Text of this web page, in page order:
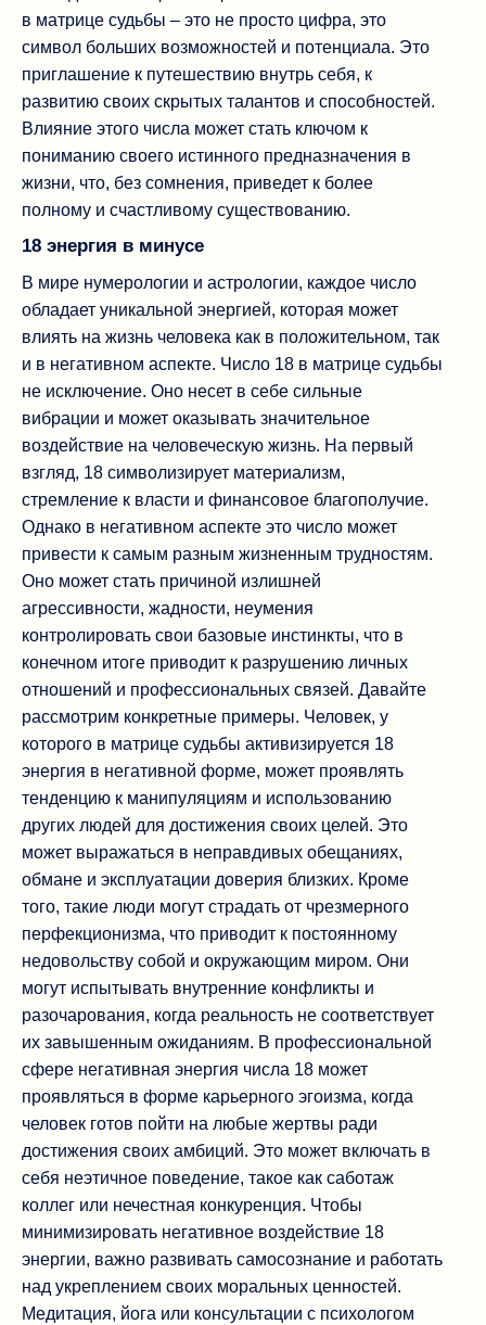
в матрице судьбы – это не просто цифра, это
символ больших возможностей и потенциала. Это
приглашение к путешествию внутрь себя, к
развитию своих скрытых талантов и способностей.
Влияние этого числа может стать ключом к
пониманию своего истинного предназначения в
жизни, что, без сомнения, приведет к более
полному и счастливому существованию.
18 энергия в минусе
В мире нумерологии и астрологии, каждое число
обладает уникальной энергией, которая может
влиять на жизнь человека как в положительном, так
и в негативном аспекте. Число 18 в матрице судьбы
не исключение. Оно несет в себе сильные
вибрации и может оказывать значительное
воздействие на человеческую жизнь. На первый
взгляд, 18 символизирует материализм,
стремление к власти и финансовое благополучие.
Однако в негативном аспекте это число может
привести к самым разным жизненным трудностям.
Оно может стать причиной излишней
агрессивности, жадности, неумения
контролировать свои базовые инстинкты, что в
конечном итоге приводит к разрушению личных
отношений и профессиональных связей. Давайте
рассмотрим конкретные примеры. Человек, у
которого в матрице судьбы активизируется 18
энергия в негативной форме, может проявлять
тенденцию к манипуляциям и использованию
других людей для достижения своих целей. Это
может выражаться в неправдивых обещаниях,
обмане и эксплуатации доверия близких. Кроме
того, такие люди могут страдать от чрезмерного
перфекционизма, что приводит к постоянному
недовольству собой и окружающим миром. Они
могут испытывать внутренние конфликты и
разочарования, когда реальность не соответствует
их завышенным ожиданиям. В профессиональной
сфере негативная энергия числа 18 может
проявляться в форме карьерного эгоизма, когда
человек готов пойти на любые жертвы ради
достижения своих амбиций. Это может включать в
себя неэтичное поведение, такое как саботаж
коллег или нечестная конкуренция. Чтобы
минимизировать негативное воздействие 18
энергии, важно развивать самосознание и работать
над укреплением своих моральных ценностей.
Медитация, йога или консультации с психологом